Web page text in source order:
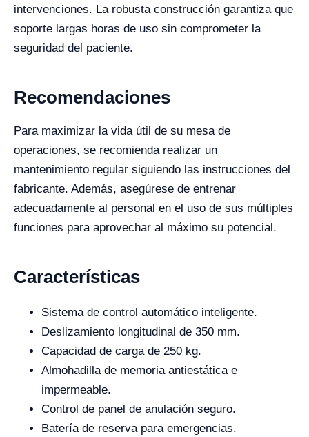
intervenciones. La robusta construcción garantiza que
soporte largas horas de uso sin comprometer la
seguridad del paciente.
Recomendaciones
Para maximizar la vida útil de su mesa de
operaciones, se recomienda realizar un
mantenimiento regular siguiendo las instrucciones del
fabricante. Además, asegúrese de entrenar
adecuadamente al personal en el uso de sus múltiples
funciones para aprovechar al máximo su potencial.
Características
Sistema de control automático inteligente.
Deslizamiento longitudinal de 350 mm.
Capacidad de carga de 250 kg.
Almohadilla de memoria antiestática e
impermeable.
Control de panel de anulación seguro.
Batería de reserva para emergencias.